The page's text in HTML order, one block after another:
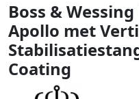
Boss &
Apollo met
Coating